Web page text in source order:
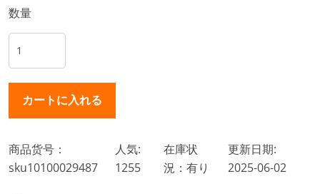
数量
商品货号：
sku10100029487
人気:
1255
在庫状
況：有り
更新日期:
2025-06-02